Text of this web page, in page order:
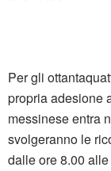
Per gli
propria adesione
messinese entra
svolgeranno le
dalle ore 8.00